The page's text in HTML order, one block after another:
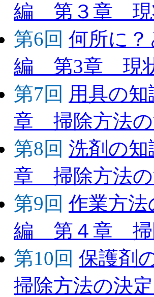
編 第３章 現
第6回 何所に
編 第3章 現
第7回 用具の
章 掃除方法
第8回 洗剤の
章 掃除方法
第9回 作業方
編 第４章 掃
第10回 保護剤
掃除方法の